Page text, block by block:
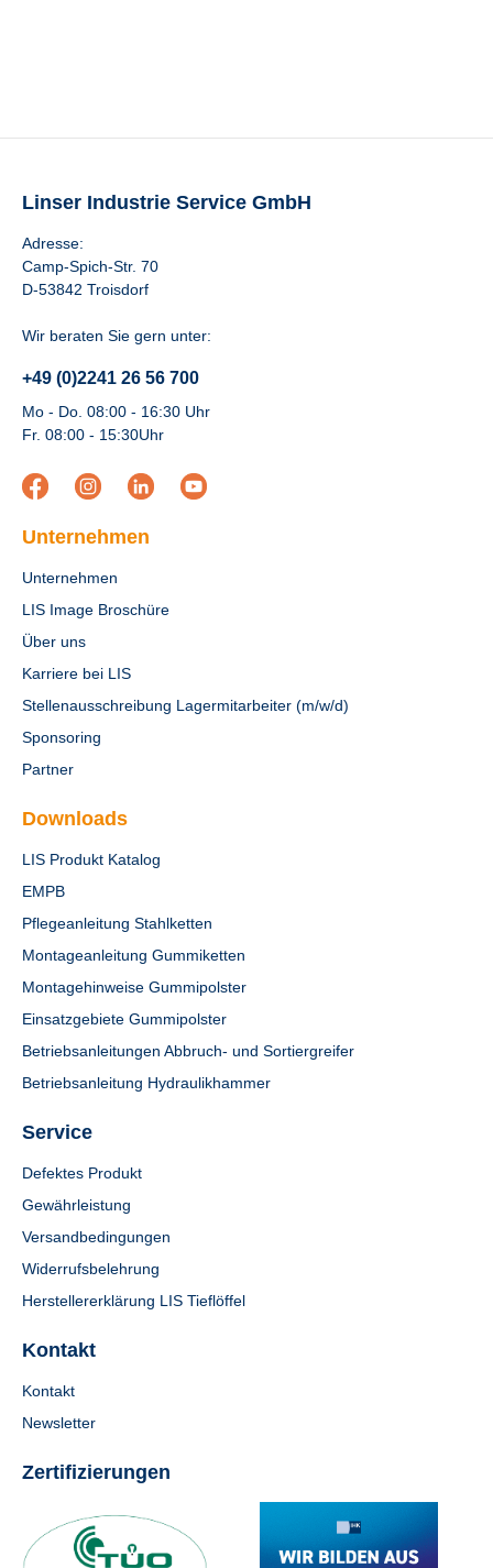
Linser Industrie Service GmbH
Adresse:
Camp-Spich-Str. 70
D-53842 Troisdorf
Wir beraten Sie gern unter:
+49 (0)2241 26 56 700
Mo - Do. 08:00 - 16:30 Uhr
Fr. 08:00 - 15:30Uhr
Unternehmen
Unternehmen
LIS Image Broschüre
Über uns
Karriere bei LIS
Stellenausschreibung Lagermitarbeiter (m/w/d)
Sponsoring
Partner
Downloads
LIS Produkt Katalog
EMPB
Pflegeanleitung Stahlketten
Montageanleitung Gummiketten
Montagehinweise Gummipolster
Einsatzgebiete Gummipolster
Betriebsanleitungen Abbruch- und Sortiergreifer
Betriebsanleitung Hydraulikhammer
Service
Defektes Produkt
Gewährleistung
Versandbedingungen
Widerrufsbelehrung
Herstellererklärung LIS Tieflöffel
Kontakt
Kontakt
Newsletter
Zertifizierungen